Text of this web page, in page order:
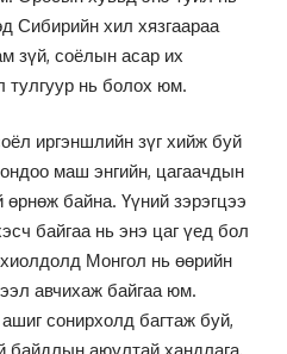
хил хязгаараа
зүй, соёлын асар их
тулгуур нь болох юм.
иргэншлийн зүг хийж буй
маш энгийн, цагаачдын
өрнөж байна. Үүний зэрэгцээ
байгаа нь энэ цаг үед бол
Монгол нь өөрийн
авчихаж байгаа юм.
сонирхолд багтаж буй,